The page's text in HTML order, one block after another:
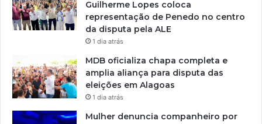
Guilherme Lopes coloca
representação de Penedo no centro
da disputa pela ALE
1 dia atrás
MDB oficializa chapa completa e
amplia aliança para disputa das
eleições em Alagoas
1 dia atrás
Mulher denuncia companheiro por